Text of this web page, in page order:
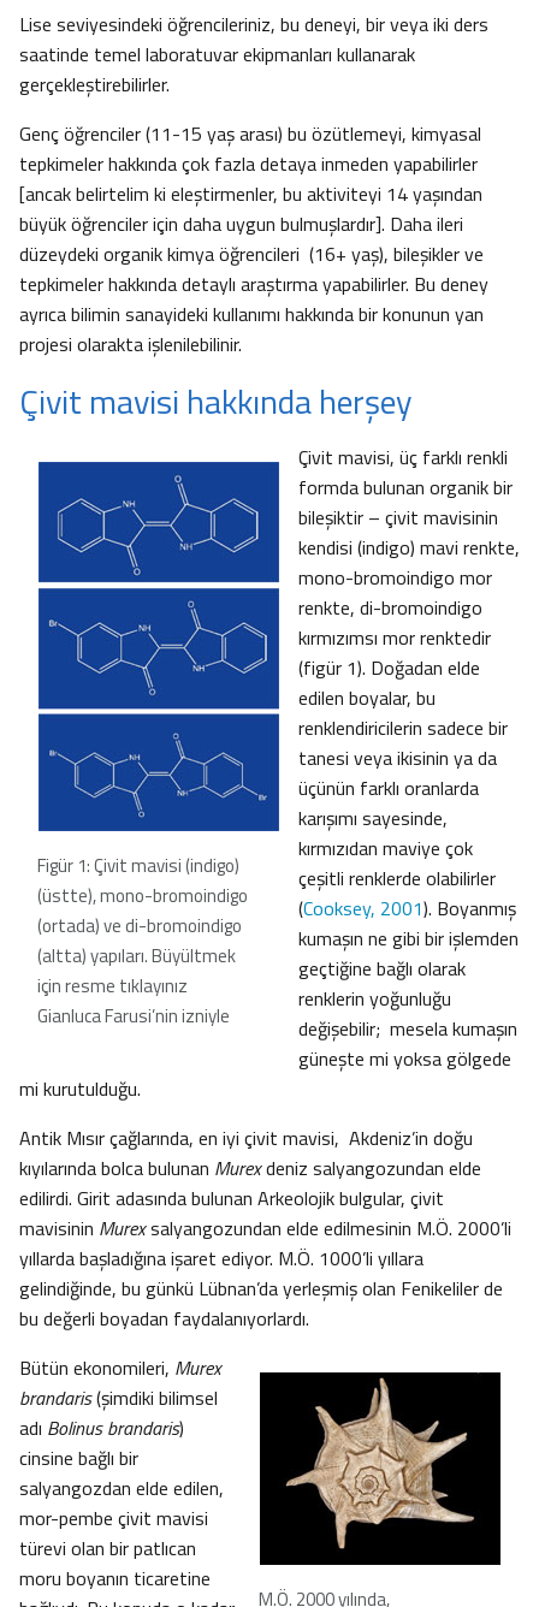
Lise seviyesindeki öğrencileriniz, bu deneyi, bir veya iki ders
saatinde temel laboratuvar ekipmanları kullanarak
gerçekleştirebilirler.
Genç öğrenciler (11-15 yaş arası) bu özütlemeyi, kimyasal
tepkimeler hakkında çok fazla detaya inmeden yapabilirler
[ancak belirtelim ki eleştirmenler, bu aktiviteyi 14 yaşından
büyük öğrenciler için daha uygun bulmuşlardır]. Daha ileri
düzeydeki organik kimya öğrencileri (16+ yaş), bileşikler ve
tepkimeler hakkında detaylı araştırma yapabilirler. Bu deney
ayrıca bilimin sanayideki kullanımı hakkında bir konunun yan
projesi olarakta işlenilebilinir.
Çivit mavisi hakkında herşey
Figür 1: Çivit mavisi (indigo)
(üstte), mono-bromoindigo
(ortada) ve di-bromoindigo
(altta) yapıları. Büyültmek
için resme tıklayınız
Gianluca Farusi’nin izniyle
Çivit mavisi, üç farklı renkli
formda bulunan organik bir
bileşiktir – çivit mavisinin
kendisi (indigo) mavi renkte,
mono-bromoindigo mor
renkte, di-bromoindigo
kırmızımsı mor renktedir
(figür 1). Doğadan elde
edilen boyalar, bu
renklendiricilerin sadece bir
tanesi veya ikisinin ya da
üçünün farklı oranlarda
karışımı sayesinde,
kırmızıdan maviye çok
çeşitli renklerde olabilirler
(Cooksey, 2001). Boyanmış
kumaşın ne gibi bir işlemden
geçtiğine bağlı olarak
renklerin yoğunluğu
değişebilir; mesela kumaşın
güneşte mi yoksa gölgede
mi kurutulduğu.
Antik Mısır çağlarında, en iyi çivit mavisi, Akdeniz’in doğu
kıyılarında bolca bulunan Murexdeniz salyangozundan elde
edilirdi. Girit adasında bulunan Arkeolojik bulgular, çivit
mavisinin Murexsalyangozundan elde edilmesinin M.Ö. 2000’li
yıllarda başladığına işaret ediyor. M.Ö. 1000’li yıllara
gelindiğinde, bu günkü Lübnan’da yerleşmiş olan Fenikeliler de
bu değerli boyadan faydalanıyorlardı.
M.Ö. 2000 yılında,
Bütün ekonomileri, Murex
brandaris(şimdiki bilimsel
adı Bolinus brandaris)
cinsine bağlı bir
salyangozdan elde edilen,
mor-pembe çivit mavisi
türevi olan bir patlıcan
moru boyanın ticaretine